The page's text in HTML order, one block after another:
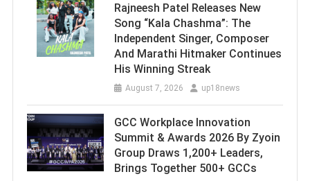
Rajneesh Patel Releases New
Song “Kala Chashma”: The
Independent Singer, Composer
And Marathi Hitmaker Continues
His Winning Streak
August 7, 2026 up18news
GCC Workplace Innovation
Summit & Awards 2026 By Zyoin
Group Draws 1,200+ Leaders,
Brings Together 500+ GCCs